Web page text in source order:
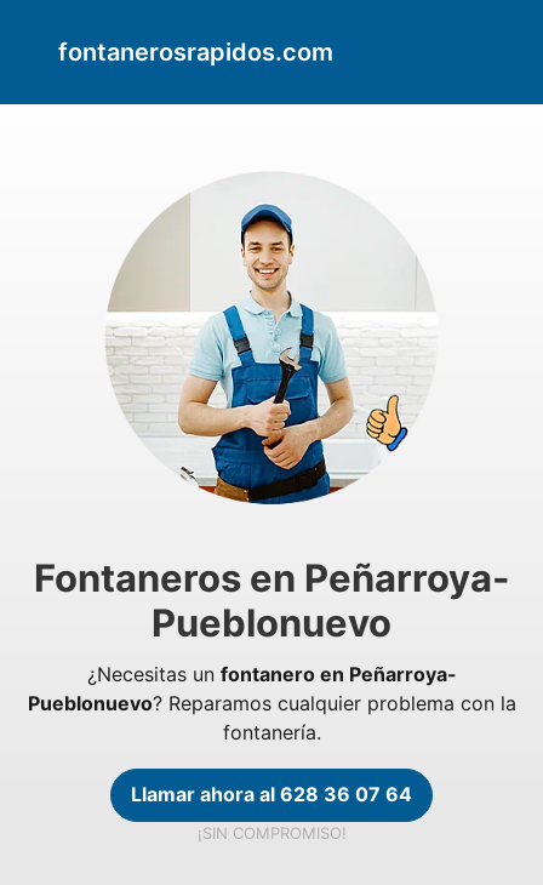
fontanerosrapidos.com
Fontaneros en Peñarroya-
Pueblonuevo
¿Necesitas un fontanero en Peñarroya-
Pueblonuevo? Reparamos cualquier problema con la
fontanería.
Llamar ahora al 628 36 07 64
¡SIN COMPROMISO!